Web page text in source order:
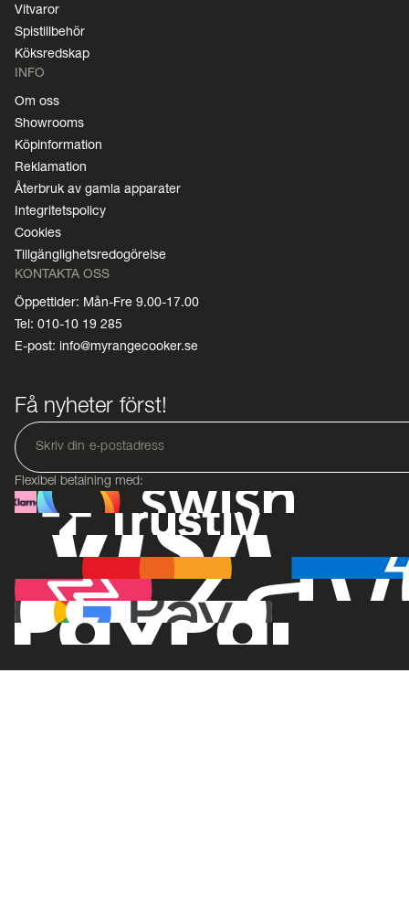
Vitvaror
Spistillbehör
Köksredskap
INFO
Om oss
Showrooms
Köpinformation
Reklamation
Återbruk av gamla apparater
Integritetspolicy
Cookies
Tillgänglighetsredogörelse
KONTAKTA OSS
Öppettider: Mån-Fre 9.00-17.00
Tel: 010-10 19 285
E-post: info@myrangecooker.se
Få nyheter först!
Flexibel betalning med: